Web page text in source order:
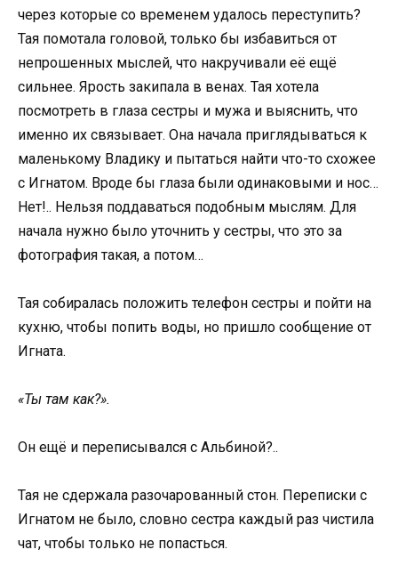
через которые со временем удалось переступить?
Тая помотала головой, только бы избавиться от
непрошенных мыслей, что накручивали её ещё
сильнее. Ярость закипала в венах. Тая хотела
посмотреть в глаза сестры и мужа и выяснить, что
именно их связывает. Она начала приглядываться к
маленькому Владику и пытаться найти что-то схожее
с Игнатом. Вроде бы глаза были одинаковыми и нос…
Нет!.. Нельзя поддаваться подобным мыслям. Для
начала нужно было уточнить у сестры, что это за
фотография такая, а потом…
Тая собиралась положить телефон сестры и пойти на
кухню, чтобы попить воды, но пришло сообщение от
Игната.
«Ты там как?».
Он ещё и переписывался с Альбиной?..
Тая не сдержала разочарованный стон. Переписки с
Игнатом не было, словно сестра каждый раз чистила
чат, чтобы только не попасться.